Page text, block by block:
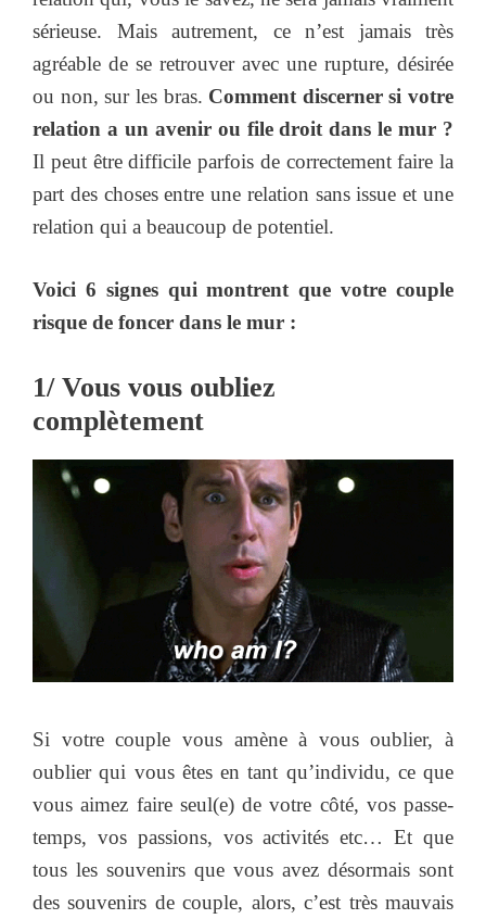
sérieuse. Mais autrement, ce n’est jamais très
agréable de se retrouver avec une rupture, désirée
ou non, sur les bras. Comment discerner si votre
relation a un avenir ou file droit dans le mur ?
Il peut être difficile parfois de correctement faire la
part des choses entre une relation sans issue et une
relation qui a beaucoup de potentiel.
Voici 6 signes qui montrent que votre couple
risque de foncer dans le mur :
1/ Vous vous oubliez
complètement
Si votre couple vous amène à vous oublier, à
oublier qui vous êtes en tant qu’individu, ce que
vous aimez faire seul(e) de votre côté, vos passe-
temps, vos passions, vos activités etc… Et que
tous les souvenirs que vous avez désormais sont
des souvenirs de couple, alors, c’est très mauvais